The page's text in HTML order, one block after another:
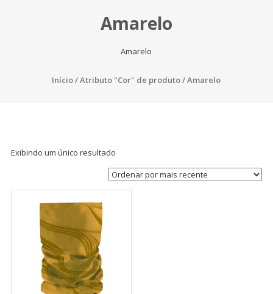
Amarelo
Amarelo
Início/ Atributo "Cor" de produto / Amarelo
Exibindo um único resultado